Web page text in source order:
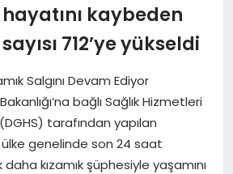
kaybeden
712’ye yükseldi
Salgını Devam Ediyor
bağlı Sağlık Hizmetleri
tarafından yapılan
genelinde son 24 saat
kızamık şüphesiyle yaşamını